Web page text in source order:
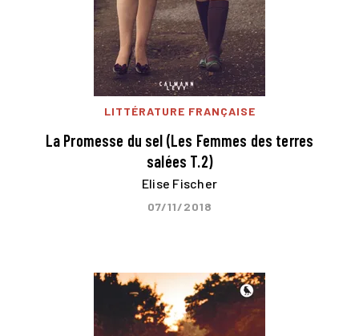
LITTÉRATURE FRANÇAISE
La Promesse du sel (Les Femmes des terres
salées T.2)
Elise Fischer
07/11/2018